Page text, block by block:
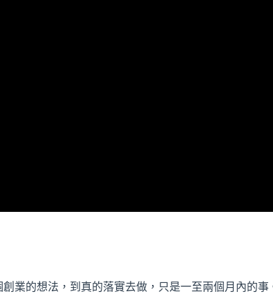
業的想法，到真的落實去做，只是一至兩個月內的事